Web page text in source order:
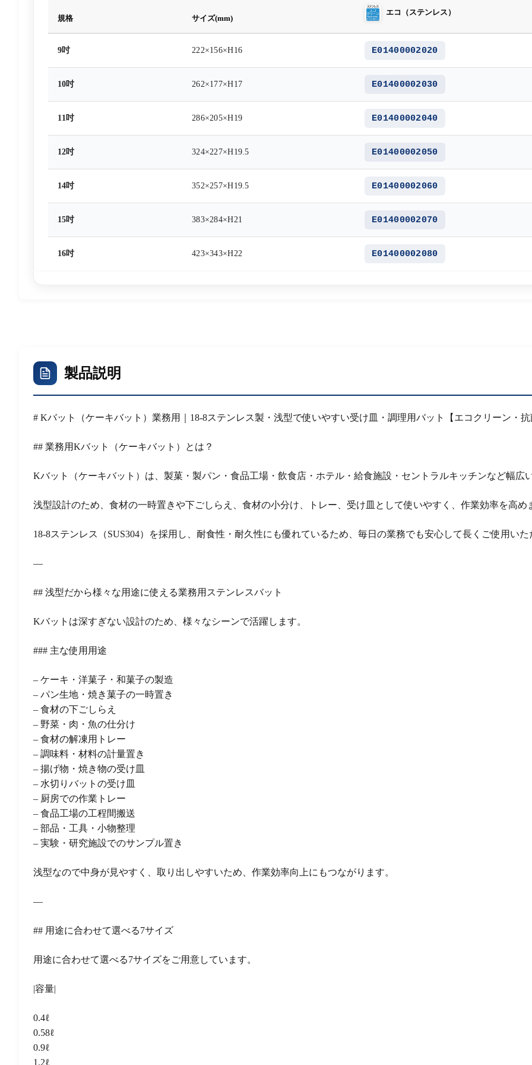
規格 サイズ(mm)
エコ（ステンレス）
9吋 222×156×H16 E01400002020
10吋 262×177×H17 E01400002030
11吋 286×205×H19 E01400002040
12吋 324×227×H19.5 E01400002050
14吋 352×257×H19.5 E01400002060
15吋 383×284×H21 E01400002070
16吋 423×343×H22 E01400002080
製品説明
# Kバット（ケーキバット）業務用｜18-8ステンレス製・浅型で使いやすい受け皿・調理用バット【エコクリーン・抗
## 業務用Kバット（ケーキバット）とは？
Kバット（ケーキバット）は、製菓・製パン・食品工場・飲食店・ホテル・給食施設・セントラルキッチンなど幅広
浅型設計のため、食材の一時置きや下ごしらえ、食材の小分け、トレー、受け皿として使いやすく、作業効率を高め
18-8ステンレス（SUS304）を採用し、耐食性・耐久性にも優れているため、毎日の業務でも安心して長くご使用いた
—
## 浅型だから様々な用途に使える業務用ステンレスバット
Kバットは深すぎない設計のため、様々なシーンで活躍します。
### 主な使用用途
– ケーキ・洋菓子・和菓子の製造
– パン生地・焼き菓子の一時置き
– 食材の下ごしらえ
– 野菜・肉・魚の仕分け
– 食材の解凍用トレー
– 調味料・材料の計量置き
– 揚げ物・焼き物の受け皿
– 水切りバットの受け皿
– 厨房での作業トレー
– 食品工場の工程間搬送
– 部品・工具・小物整理
– 実験・研究施設でのサンプル置き
浅型なので中身が見やすく、取り出しやすいため、作業効率向上にもつながります。
—
## 用途に合わせて選べる7サイズ
用途に合わせて選べる7サイズをご用意しています。
|容量|
0.4ℓ
0.58ℓ
0.9ℓ
1.2ℓ